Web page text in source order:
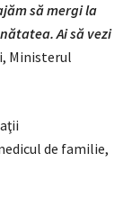
să mergi la
Ai să vezi
Ministerul
de familie,